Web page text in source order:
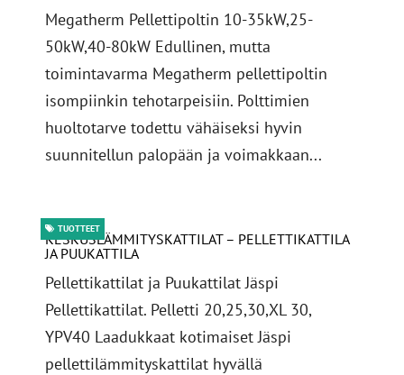
Megatherm Pellettipoltin 10-35kW,25-
50kW,40-80kW Edullinen, mutta
toimintavarma Megatherm pellettipoltin
isompiinkin tehotarpeisiin. Polttimien
huoltotarve todettu vähäiseksi hyvin
suunnitellun palopään ja voimakkaan...
KESKUSLÄMMITYSKATTILAT – PELLETTIKATTILA
JA PUUKATTILA
TUOTTEET
Pellettikattilat ja Puukattilat Jäspi
Pellettikattilat. Pelletti 20,25,30,XL 30,
YPV40 Laadukkaat kotimaiset Jäspi
pellettilämmityskattilat hyvällä